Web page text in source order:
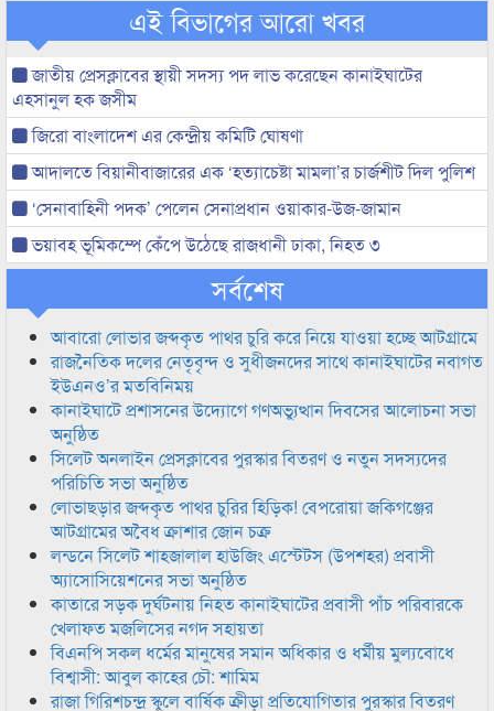
এই বিভাগের আরো খবর
জাতীয় প্রেসক্লাবের স্থায়ী সদস্য পদ লাভ করেছেন কানাইঘাটের
এহসানুল হক জসীম
জিরো বাংলাদেশ এর কেন্দ্রীয় কমিটি ঘোষণা
আদালতে বিয়ানীবাজারের এক ‘হত্যাচেষ্টা মামলা’র চার্জশীট দিল পুলিশ
‘সেনাবাহিনী পদক’ পেলেন সেনাপ্রধান ওয়াকার-উজ-জামান
ভয়াবহ ভূমিকম্পে কেঁপে উঠেছে রাজধানী ঢাকা, নিহত ৩
সর্বশেষ
আবারো লোভার জব্দকৃত পাথর চুরি করে নিয়ে যাওয়া হচ্ছে আটগ্রামে
রাজনৈতিক দলের নেতৃবৃন্দ ও সুধীজনদের সাথে কানাইঘাটের নবাগত
ইউএনও’র মতবিনিময়
কানাইঘাটে প্রশাসনের উদ্যোগে গণঅভ্যুত্থান দিবসের আলোচনা সভা
অনুষ্ঠিত
সিলেট অনলাইন প্রেসক্লাবের পুরস্কার বিতরণ ও নতুন সদস্যদের
পরিচিতি সভা অনুষ্ঠিত
লোভাছড়ার জব্দকৃত পাথর চুরির হিড়িক! বেপরোয়া জকিগঞ্জের
আটগ্রামের অবৈধ ক্রাশার জোন চক্র
লন্ডনে সিলেট শাহজালাল হাউজিং এস্টেটস (উপশহর) প্রবাসী
অ্যাসোসিয়েশনের সভা অনুষ্ঠিত
কাতারে সড়ক দুর্ঘটনায় নিহত কানাইঘাটের প্রবাসী পাঁচ পরিবারকে
খেলাফত মজলিসের নগদ সহায়তা
বিএনপি সকল ধর্মের মানুষের সমান অধিকার ও ধর্মীয় মুল্যবোধে
বিশ্বাসী: আবুল কাহের চৌ: শামিম
রাজা গিরিশচন্দ্র স্কুলে বার্ষিক ক্রীড়া প্রতিযোগিতার পুরস্কার বিতরণ